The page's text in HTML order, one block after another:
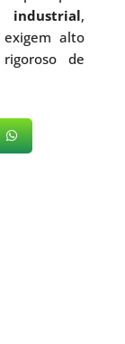
,
alto
de